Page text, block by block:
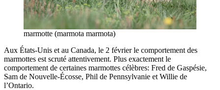
marmotte (marmota marmota)
Aux États-Unis et au Canada, le 2 février le comportement des
marmottes est scruté attentivement. Plus exactement le
comportement de certaines marmottes célèbres: Fred de Gaspésie,
Sam de Nouvelle-Écosse, Phil de Pennsylvanie et Willie de
l’Ontario.